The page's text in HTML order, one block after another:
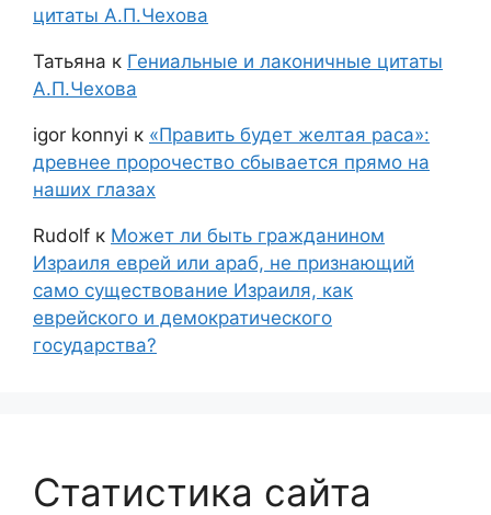
цитаты А.П.Чехова
Татьяна к Гениальные и лаконичные цитаты
А.П.Чехова
igor konnyi к «Править будет желтая раса»:
древнее пророчество сбывается прямо на
наших глазах
Rudolf к Может ли быть гражданином
Израиля еврей или араб, не признающий
само существование Израиля, как
еврейского и демократического
государства?
Статистика сайта